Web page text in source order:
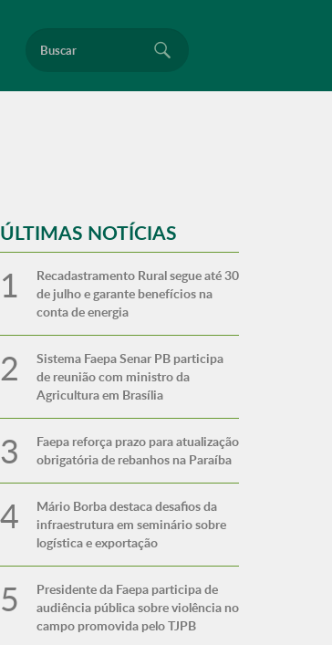
ÚLTIMAS NOTÍCIAS
Recadastramento Rural segue até 30
de julho e garante benefícios na
conta de energia
Sistema Faepa Senar PB participa
de reunião com ministro da
Agricultura em Brasília
Faepa reforça prazo para atualização
obrigatória de rebanhos na Paraíba
Mário Borba destaca desafios da
infraestrutura em seminário sobre
logística e exportação
Presidente da Faepa participa de
audiência pública sobre violência no
campo promovida pelo TJPB